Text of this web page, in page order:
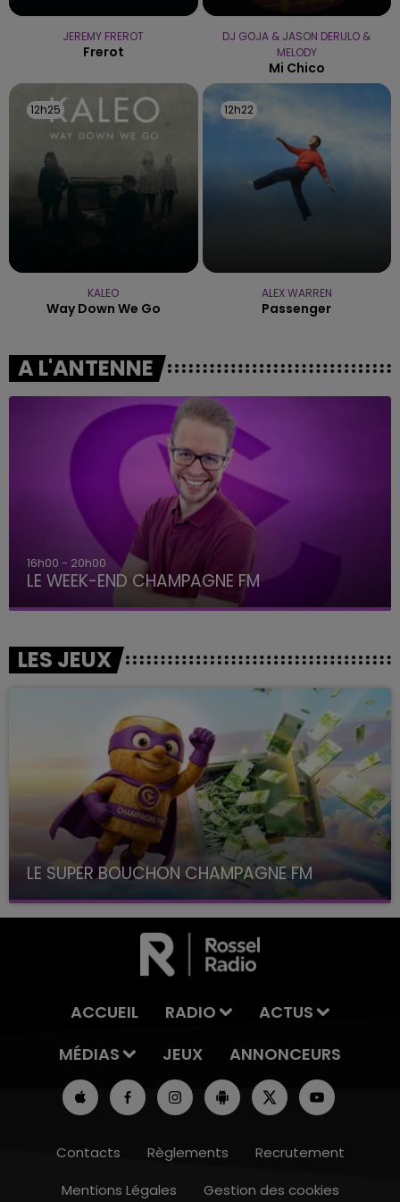
JEREMY FREROT
Frerot
DJ GOJA & JASON DERULO &
MELODY
Mi Chico
12h25
12h25
KALEO
Way Down We Go
12h22
12h22
ALEX WARREN
Passenger
A L'ANTENNE
16h00 - 20h00
LE WEEK-END CHAMPAGNE FM
LES JEUX
LE SUPER BOUCHON CHAMPAGNE FM
avec La Famille Champagne FM, à 8H10
ACCUEIL RADIO
ACTUS
MÉDIAS
JEUX ANNONCEURS
Contacts Règlements
Recrutement
Mentions Légales
Gestion des cookies